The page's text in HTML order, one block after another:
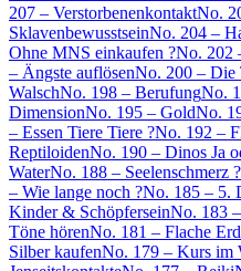
207 – VerstorbenenkontaktNo.
SklavenbewusstseinNo. 204 –
Ohne MNS einkaufen ?No. 202
– Ängste auflösenNo. 200 – Die
WalschNo. 198 – BerufungNo.
DimensionNo. 195 – GoldNo.
– Essen Tiere Tiere ?No. 192 –
ReptiloidenNo. 190 – Dinos Ja
WaterNo. 188 – Seelenschmerz ?
– Wie lange noch ?No. 185 – 5.
Kinder & SchöpferseinNo. 183
Töne hörenNo. 181 – Flache
Silber kaufenNo. 179 – Kurs im